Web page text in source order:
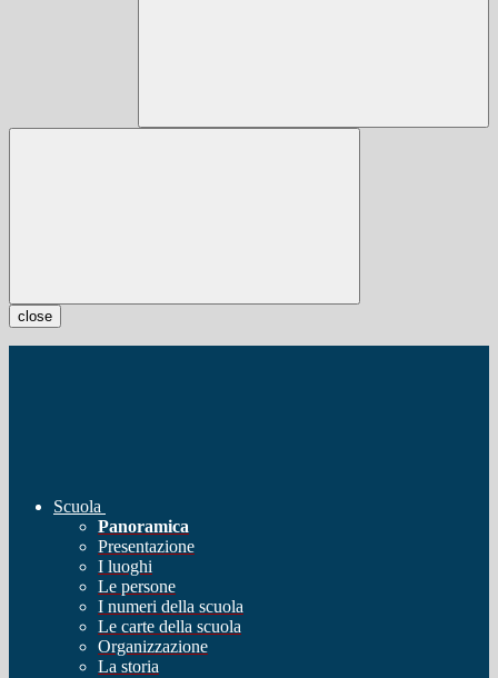
close
Scuola
Panoramica
Presentazione
I luoghi
Le persone
I numeri della scuola
Le carte della scuola
Organizzazione
La storia